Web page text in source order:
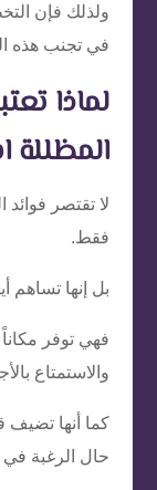
ولذلك فإن
في تجنب هذه
لماذا
المظللة
لا تقتصر
فقط.
بل إنها تساهم
فهي توفر مكاناً
والاستمتاع
كما أنها تضيف
حال الرغبة في